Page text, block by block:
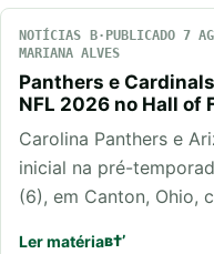
NOTÍCIAS PUBLICADO 7
MARIANA ALVES
Panthers e
NFL 2026 no Hall of
Carolina Panthers e
inicial na pré-
(6), em Canton, Ohio,
Ler matéria